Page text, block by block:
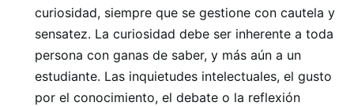
curiosidad, siempre que se gestione con cautela y
sensatez. La curiosidad debe ser inherente a toda
persona con ganas de saber, y más aún a un
estudiante. Las inquietudes intelectuales, el gusto
por el conocimiento, el debate o la reflexión